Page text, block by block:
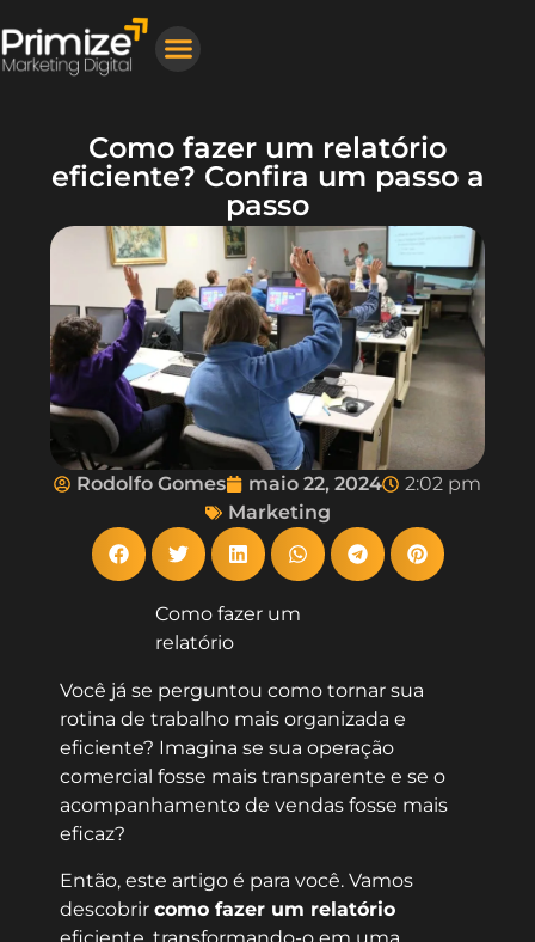
Como fazer um relatório
eficiente? Confira um passo a
passo
Rodolfo Gomes maio 22, 2024
2:02 pm
Marketing
Como fazer um
relatório
Você já se perguntou como tornar sua
rotina de trabalho mais organizada e
eficiente? Imagina se sua operação
comercial fosse mais transparente e se o
acompanhamento de vendas fosse mais
eficaz?
Então, este artigo é para você. Vamos
descobrir como fazer um relatório